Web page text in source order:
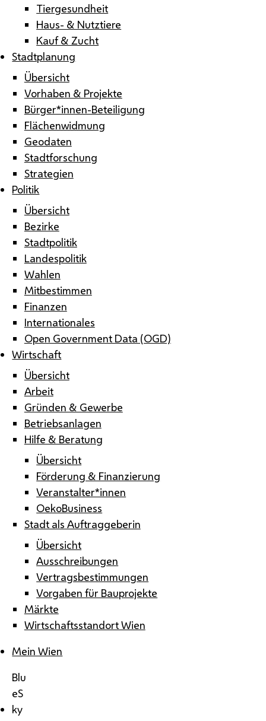
Tiergesundheit
Haus- & Nutztiere
Kauf & Zucht
Stadtplanung
Übersicht
Vorhaben & Projekte
Bürger*innen-Beteiligung
Flächenwidmung
Geodaten
Stadtforschung
Strategien
Politik
Übersicht
Bezirke
Stadtpolitik
Landespolitik
Wahlen
Mitbestimmen
Finanzen
Internationales
Open Government Data (OGD)
Wirtschaft
Übersicht
Arbeit
Gründen & Gewerbe
Betriebsanlagen
Hilfe & Beratung
Übersicht
Förderung & Finanzierung
Veranstalter*innen
OekoBusiness
Stadt als Auftraggeberin
Übersicht
Ausschreibungen
Vertragsbestimmungen
Vorgaben für Bauprojekte
Märkte
Wirtschaftsstandort Wien
Mein Wien
Blu
eS
ky